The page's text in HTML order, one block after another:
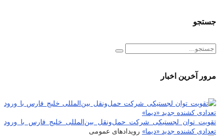
جستجو
مرور آخرین اخبار
تقویت توان لجستیکی شرکت حمل‌ونقل بین‌المللی خلیج فارس با ورود
تعدادی کشنده جدید «دیما» رویدادهای عمومی